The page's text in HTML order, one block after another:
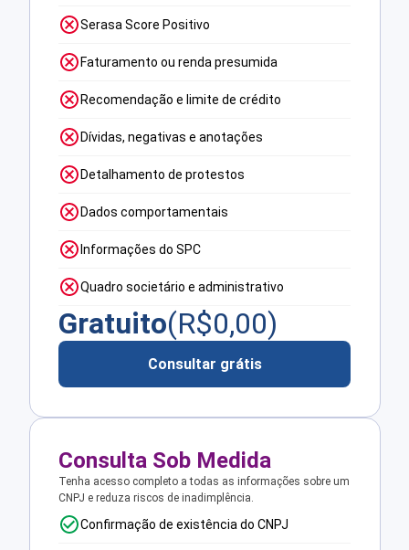
Serasa Score Positivo
Faturamento ou renda presumida
Recomendação e limite de crédito
Dívidas, negativas e anotações
Detalhamento de protestos
Dados comportamentais
Informações do SPC
Quadro societário e administrativo
Gratuito(R$0,00)
Consultar grátis
Consulta Sob Medida
Tenha acesso completo a todas as informações sobre um
CNPJ e reduza riscos de inadimplência.
Confirmação de existência do CNPJ